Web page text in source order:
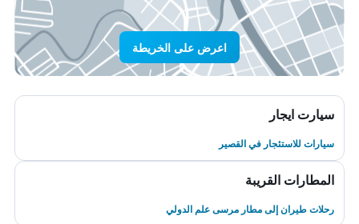
اعرض على الخريطة
سيارت ايجار
سيارات للاستئجار في القصير
المطارات القريبة
رحلات طيران إلى مطار مرسى علم الدولي